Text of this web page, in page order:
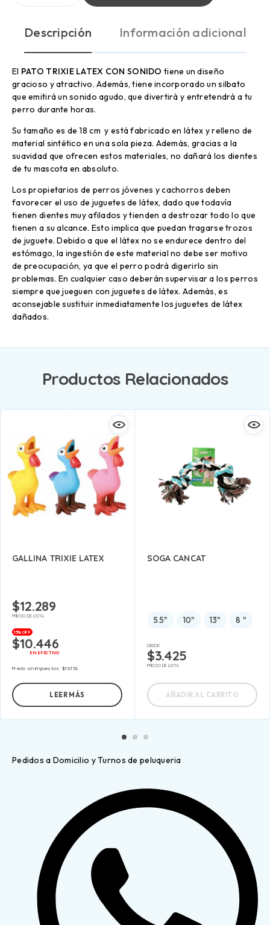
Descripción Información adicional
El PATO TRIXIE LATEX CON SONIDO tiene un diseño
gracioso y atractivo. Además, tiene incorporado un silbato
que emitirá un sonido agudo, que divertirá y entretendrá a tu
perro durante horas.
Su tamaño es de 18 cm y está fabricado en látex y relleno de
material sintético en una sola pieza. Además, gracias a la
suavidad que ofrecen estos materiales, no dañará los dientes
de tu mascota en absoluto.
Los propietarios de perros jóvenes y cachorros deben
favorecer el uso de juguetes de látex, dado que todavía
tienen dientes muy afilados y tienden a destrozar todo lo que
tienen a su alcance. Esto implica que puedan tragarse trozos
de juguete. Debido a que el látex no se endurece dentro del
estómago, la ingestión de este material no debe ser motivo
de preocupación, ya que el perro podrá digerirlo sin
problemas. En cualquier caso deberán supervisar a los perros
siempre que jueguen con juguetes de látex. Además, es
aconsejable sustituir inmediatamente los juguetes de látex
dañados.
Productos Relacionados
GALLINA TRIXIE LATEX
$12.289
PRECIO DE LISTA
15% OFF
$10.446
EN EFECTIVO
Precio sin impuestos:$10.156
LEER MÁS
SOGA CANCAT
5.5" 10" 13" 8 "
DESDE:
$3.425
PRECIO DE LISTA
AÑADIR AL CARRITO
Pedidos a Domicilio y Turnos de peluqueria